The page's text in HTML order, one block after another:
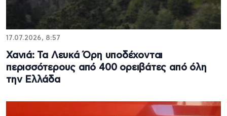
17.07.2026, 8:57
Χανιά: Τα Λευκά Όρη υποδέχονται
περισσότερους από 400 ορειβάτες από όλη
την Ελλάδα